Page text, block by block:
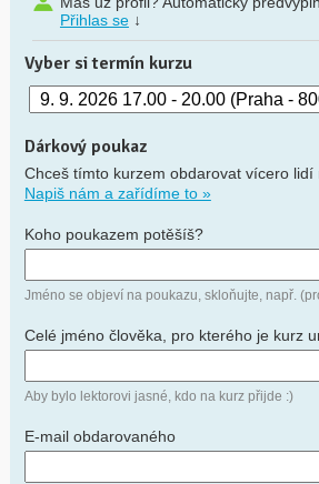
Přihlas se↓
Vyber si termín kurzu
Dárkový poukaz
Chceš tímto kurzem obdarovat vícero lidí
Napiš nám a zařídíme to »
Koho poukazem potěšíš?
Jméno se objeví na poukazu, skloňujte, např.
Celé jméno člověka, pro kterého je kurz
Aby bylo lektorovi jasné, kdo na kurz přijde :)
E-mail obdarovaného